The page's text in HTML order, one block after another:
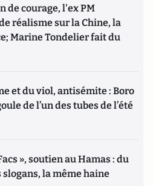
de courage, l'ex PM
réalisme sur la Chine, la
Marine Tondelier fait du
et du viol, antisémite : Boro
de l’un des tubes de l’été
», soutien au Hamas : du
slogans, la même haine